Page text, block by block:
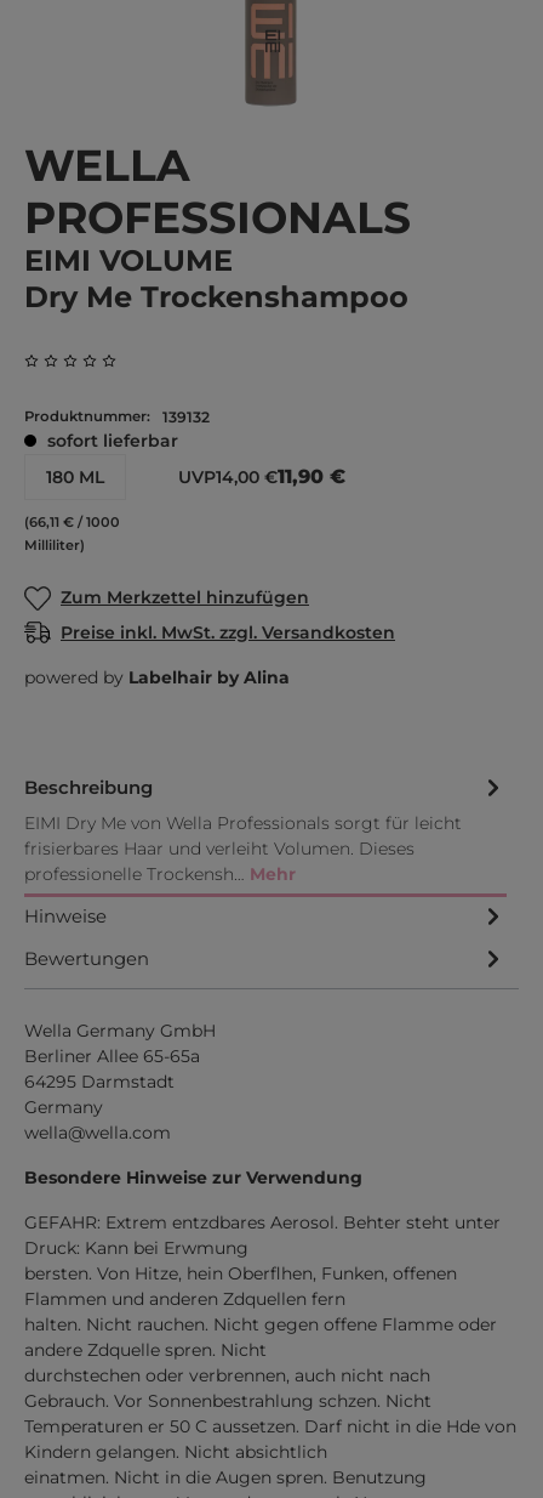
WELLA
PROFESSIONALS
EIMI VOLUME
Dry Me Trockenshampoo
Produktnummer: 139132
sofort lieferbar
180 ML
(66,11 € / 1000
Milliliter)
UVP14,00 €11,90 €
Zum Merkzettel hinzufügen
Preise inkl. MwSt. zzgl. Versandkosten
powered by Labelhair by Alina
Beschreibung
EIMI Dry Me von Wella Professionals sorgt für leicht
frisierbares Haar und verleiht Volumen. Dieses
professionelle Trockensh… Mehr
Hinweise
Bewertungen
Wella Germany GmbH
Berliner Allee 65-65a
64295 Darmstadt
Germany
wella@wella.com
Besondere Hinweise zur Verwendung
GEFAHR: Extrem entzdbares Aerosol. Behter steht unter
Druck: Kann bei Erwmung
bersten. Von Hitze, hein Oberflhen, Funken, offenen
Flammen und anderen Zdquellen fern
halten. Nicht rauchen. Nicht gegen offene Flamme oder
andere Zdquelle spren. Nicht
durchstechen oder verbrennen, auch nicht nach
Gebrauch. Vor Sonnenbestrahlung schzen. Nicht
Temperaturen er 50 C aussetzen. Darf nicht in die Hde von
Kindern gelangen. Nicht absichtlich
einatmen. Nicht in die Augen spren. Benutzung